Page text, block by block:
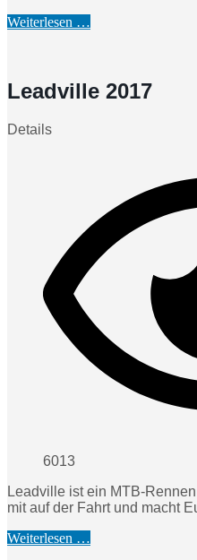
Weiterlesen …
Leadville 2017
Details
6013
Leadville ist ein MTB-
mit auf der Fahrt und macht
Weiterlesen …